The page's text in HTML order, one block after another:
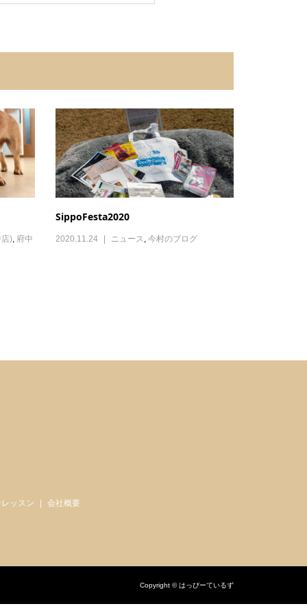
) 府中
SippoFesta2020
2020.11.24 ニュース 今村のブログ
ッスン 会社概要
Copyright © はっぴーているず